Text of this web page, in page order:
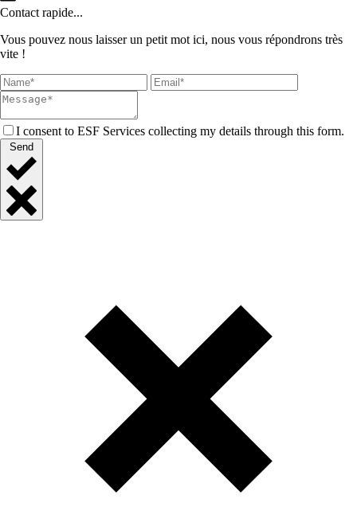
Contact rapide...
Vous pouvez nous laisser un petit mot ici, nous vous répondrons très
vite !
I consent to ESF Services collecting my details through this form.
Send